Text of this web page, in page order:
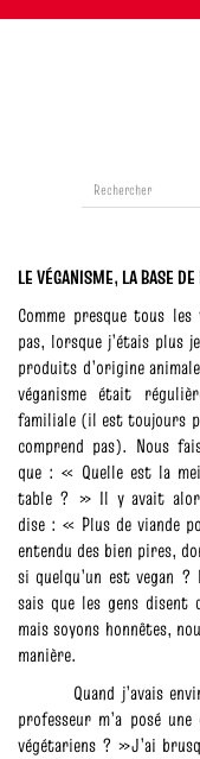
LE VÉGANISME, LA BASE DE
Comme presque tous
pas, lorsque j’étais plus
produits d’origine
véganisme était
familiale (il est toujours
comprend pas). Nous
que : « Quelle est la
table ? » Il y avait alors
dise : « Plus de viande
entendu des bien pires,
si quelqu’un est vegan
sais que les gens disent
mais soyons honnêtes,
manière.
Quand j’avais
professeur m’a posé
végétariens ? »J’ai